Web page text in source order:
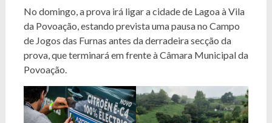
No domingo, a prova irá ligar a cidade de Lagoa à Vila
da Povoação, estando prevista uma pausa no Campo
de Jogos das Furnas antes da derradeira secção da
prova, que terminará em frente à Câmara Municipal da
Povoação.